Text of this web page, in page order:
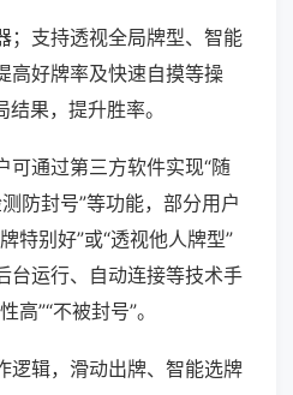
；支持透视全局牌型、智能
高好牌率及快速自摸等操
果，提升胜率。
可通过第三方软件实现“随
防封号”等功能，部分用户
特别好”或“透视他人牌型”
台运行、自动连接等技术手
高”“不被封号”。
逻辑，滑动出牌、智能选牌